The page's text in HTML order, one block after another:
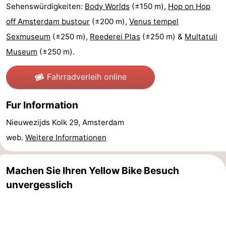
Südholland
Praktisch
Forum
Őffentliche
Verkehr
Route
Hauptbahnhof
Schiphol
Eindhoven
Sehenswürdigkeiten: Body Worlds (±150 m), Hop on Hop
off Amsterdam bustour (±200 m), Venus tempel
Sexmuseum (±250 m), Reederei Plas (±250 m) & Multatuli
Museum (±250 m).
Fahrradverleih online
Fur Information
Nieuwezijds Kolk 29, Amsterdam
web. Weitere Informationen
Machen Sie Ihren Yellow Bike Besuch
unvergesslich